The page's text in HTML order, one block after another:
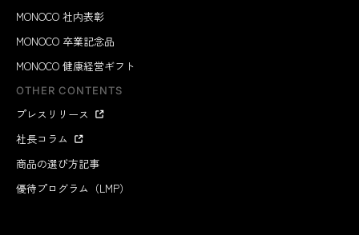
MONOCO 社内表彰
MONOCO 卒業記念品
MONOCO 健康経営ギフト
OTHER CONTENTS
プレスリリース
社長コラム
商品の選び方記事
優待プログラム（LMP）